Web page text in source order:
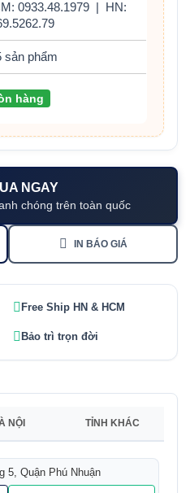
0933.48.1979
HN:
sản phẩm
hàng
NGAY
chóng trên toàn quốc
IN BÁO GIÁ
Free Ship HN & HCM
Bảo trì trọn đời
NỘI TỈNH KHÁC
5, Quận Phú Nhuận